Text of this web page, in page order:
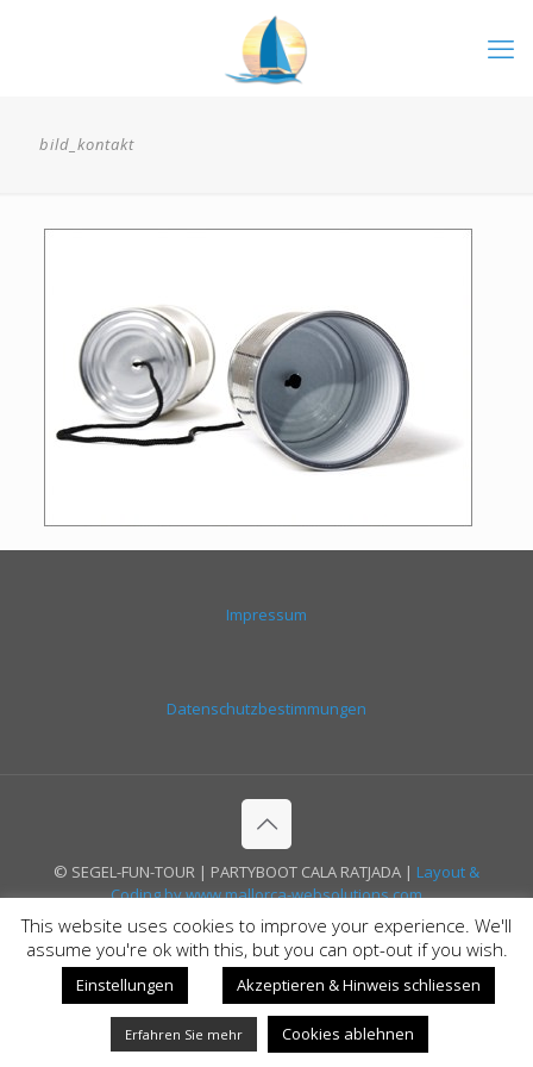
bild_kontakt
Impressum
Datenschutzbestimmungen
© SEGEL-FUN-TOUR | PARTYBOOT CALA RATJADA | Layout &
Coding by www.mallorca-websolutions.com
This website uses cookies to improve your experience. We'll
assume you're ok with this, but you can opt-out if you wish.
Einstellungen Akzeptieren & Hinweis schliessen
Erfahren Sie mehr Cookies ablehnen